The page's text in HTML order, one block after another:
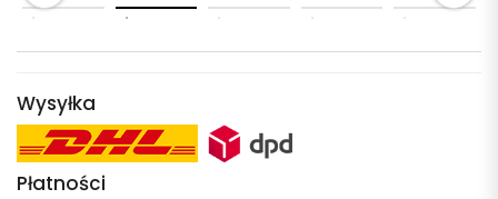
Wysyłka
Płatności